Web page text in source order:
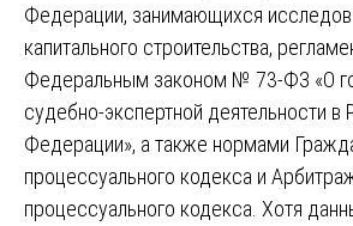
Федерации, занимающихся
капитального строительства,
Федеральным законом № 73-ФЗ «О
судебно-экспертной деятельности в
Федерации», а также нормами
процессуального кодекса и
процессуального кодекса. Хотя